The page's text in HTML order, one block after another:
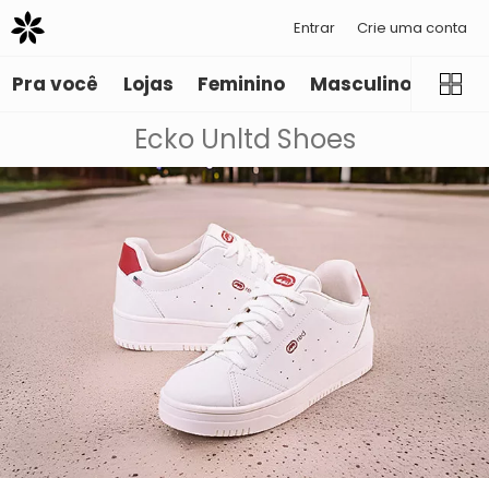
Entrar Crie uma conta
Pra você Lojas Feminino Masculino
Ecko Unltd Shoes